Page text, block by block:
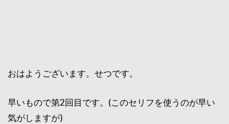
おはようございます。せつです。
早いもので第2回目です。(このセリフを使うのが早い
気がしますが)